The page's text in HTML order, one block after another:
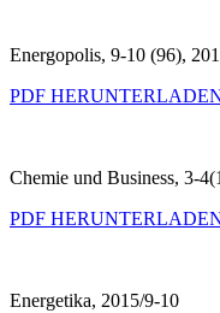
Energopolis, 9-10 (96),
PDF
Chemie und Business, 3-
PDF
Energetika, 2015/9-10